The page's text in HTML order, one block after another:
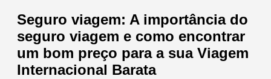
Seguro viagem: A importância do
seguro viagem e como encontrar
um bom preço para a sua Viagem
Internacional Barata